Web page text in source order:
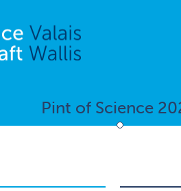
Pint of Science